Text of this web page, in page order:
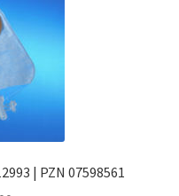
| PZN 07598561